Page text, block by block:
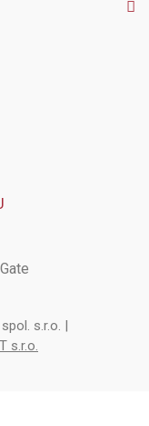
s.r.o. |
s.r.o.